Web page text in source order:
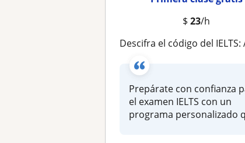
$23/h
Descifra el código del IELTS: Alcanza tu puntuación objetivo con coaching experto y
Prepárate con confianza
el examen IELTS con un
programa personalizado